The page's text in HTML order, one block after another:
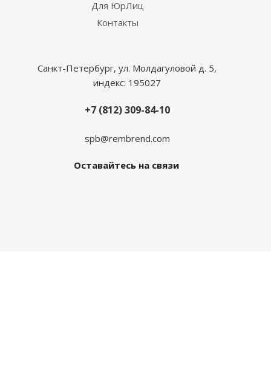
Для ЮрЛиц
Контакты
Санкт-Петербург, ул. Молдагуловой д. 5,
индекс: 195027
+7 (812) 309-84-10
spb@rembrend.com
Оставайтесь на связи